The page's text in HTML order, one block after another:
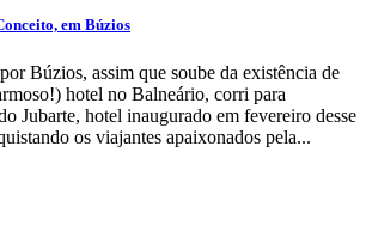
em Búzios
Búzios, assim que soube da existência de
hotel no Balneário, corri para
Jubarte, hotel inaugurado em fevereiro desse
os viajantes apaixonados pela...